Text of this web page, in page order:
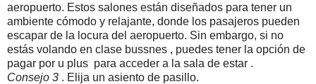
aeropuerto. Estos salones están diseñados para tener un
ambiente cómodo y relajante, donde los pasajeros pueden
escapar de la locura del aeropuerto. Sin embargo, si no
estás volando en clase bussnes , puedes tener la opción de
pagar por u plus para acceder a la sala de estar .
Consejo 3 . Elija un asiento de pasillo.